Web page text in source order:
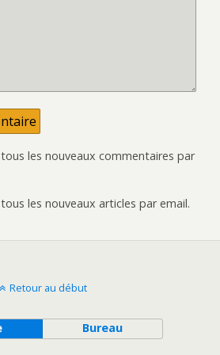
les nouveaux commentaires par
les nouveaux articles par email.
Retour au début
Bureau